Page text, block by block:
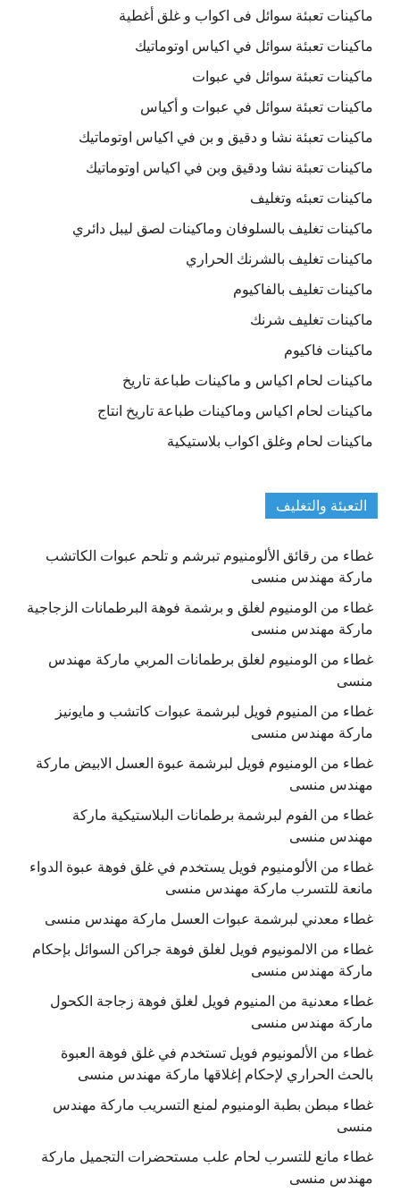
ماكينات تعبئة سوائل فى اكواب و غلق أغطية
ماكينات تعبئة سوائل في اكياس اوتوماتيك
ماكينات تعبئة سوائل في عبوات
ماكينات تعبئة سوائل في عبوات و أكياس
ماكينات تعبئة نشا و دقيق و بن في اكياس اوتوماتيك
ماكينات تعبئة نشا ودقيق وبن في اكياس اوتوماتيك
ماكينات تعبئه وتغليف
ماكينات تغليف بالسلوفان وماكينات لصق ليبل دائري
ماكينات تغليف بالشرنك الحراري
ماكينات تغليف بالفاكيوم
ماكينات تغليف شرنك
ماكينات فاكيوم
ماكينات لحام اكياس و ماكينات طباعة تاريخ
ماكينات لحام اكياس وماكينات طباعة تاريخ انتاج
ماكينات لحام وغلق اكواب بلاستيكية
التعبئة والتغليف
غطاء من رقائق الألومنيوم تبرشم و تلحم عبوات الكاتشب
ماركة مهندس منسى
غطاء من الومنيوم لغلق و برشمة فوهة البرطمانات الزجاجية
ماركة مهندس منسى
غطاء من الومنيوم لغلق برطمانات المربي ماركة مهندس
منسى
غطاء من المنيوم فويل لبرشمة عبوات كاتشب و مايونيز
ماركة مهندس منسى
غطاء من الومنيوم فويل لبرشمة عبوة العسل الابيض ماركة
مهندس منسى
غطاء من الفوم لبرشمة برطمانات البلاستيكية ماركة
مهندس منسى
غطاء من الألومنيوم فويل يستخدم في غلق فوهة عبوة الدواء
مانعة للتسرب ماركة مهندس منسى
غطاء معدني لبرشمة عبوات العسل ماركة مهندس منسى
غطاء من الالمونيوم فويل لغلق فوهة جراكن السوائل بإحكام
ماركة مهندس منسى
غطاء معدنية من المنيوم فويل لغلق فوهة زجاجة الكحول
ماركة مهندس منسى
غطاء من الألمونيوم فويل تستخدم في غلق فوهة العبوة
بالحث الحراري لإحكام إغلاقها ماركة مهندس منسى
غطاء مبطن بطبة الومنيوم لمنع التسريب ماركة مهندس
منسى
غطاء مانع للتسرب لحام علب مستحضرات التجميل ماركة
مهندس منسى